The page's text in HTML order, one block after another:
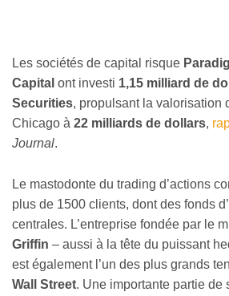
Les sociétés de capital risque
Capital ont investi 1,15 milliard de
Securities, propulsant la valorisation
Chicago à 22 milliards de dollars,
Journal.
Le mastodonte du trading d’actions
plus de 1500 clients, dont des fonds
centrales. L’entreprise fondée par le
Griffin – aussi à la tête du puissant
est également l’un des plus grands
Wall Street. Une importante partie de